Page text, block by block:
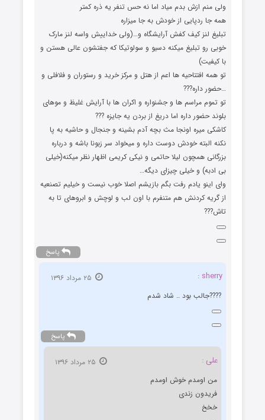
ولی منم ازش بدم میاد اما نه حس تنفر یه ذره کمتر
همه جا ردپایی از خودش به جا میزاره
تبلیغ لنز کیف کفش آرایشگاه و…(ولی خداییش واسه لنز مارک
خوبی رو تبلیغ میکنه دسیو و سولوتیکا که جفتشون عالی هستن و
با کیفیت)
تو همه افتتاحیه ها اعم از هتل و مرکز خرید و رستوران و فلافلی و
…حضور داره???
تو تموم مراسم ها و جشنواره و اکران ها با آرایش غلیظ و موهای
بلوند حضور داره اما دریغ از بردن یه جایزه ???
کاشکی میره اونجا مث بچه آدم بشینه و جنجال و حاشیه به پا
نکنه البته خودش دوست داره و میخواد سر زبونا باشه و درباره
بزرگانی همچون لیلا حاتمی و نیکی کریمی اظهار نظر میکنه(خیلی
بی ادبه) و خیلی چیزای دیگه…
وای اینو یادم رفت بگم بازیشم اصلا خوب نیست و خیلیم تصنعیه
از گریه کردنش هم متنفرم با اون لب و لوچش و ابروهای تا به
تاش???
پاسخ
sherry :
????جالب بود ..‌ شاد شدم
پاسخ
علی :
من اومدم خوش اومدم
فریدون زندی
خخخ